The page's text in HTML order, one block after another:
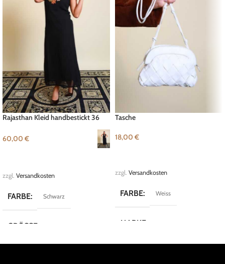
Rajasthan Kleid handbestickt 36
60,00 €
zzgl. Versandkosten
FARBE Schwarz
GRÖSSE
Tasche
18,00 €
zzgl. Versandkosten
FARBE Weiss
MARKE